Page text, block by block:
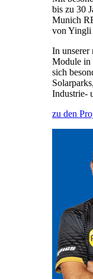
bis zu 30
Munich
von Yingli
In unserer
Module in
sich
Industrie-
zu den